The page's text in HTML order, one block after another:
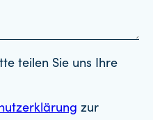
teilen Sie uns Ihre
zur